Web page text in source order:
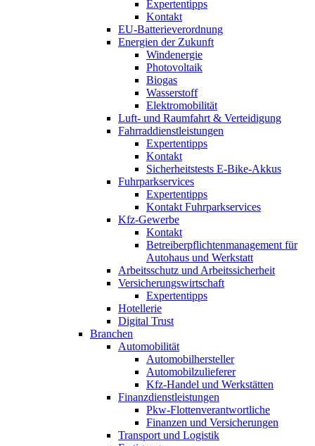
Expertentipps
Kontakt
EU-Batterieverordnung
Energien der Zukunft
Windenergie
Photovoltaik
Biogas
Wasserstoff
Elektromobilität
Luft- und Raumfahrt & Verteidigung
Fahrraddienstleistungen
Expertentipps
Kontakt
Sicherheitstests E-Bike-Akkus
Fuhrparkservices
Expertentipps
Kontakt Fuhrparkservices
Kfz-Gewerbe
Kontakt
Betreiberpflichtenmanagement für
Autohaus und Werkstatt
Arbeitsschutz und Arbeitssicherheit
Versicherungswirtschaft
Expertentipps
Hotellerie
Digital Trust
Branchen
Automobilität
Automobilhersteller
Automobilzulieferer
Kfz-Handel und Werkstätten
Finanzdienstleistungen
Pkw‑Flottenverantwortliche
Finanzen und Versicherungen
Transport und Logistik